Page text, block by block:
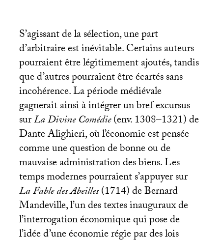
S’agissant de la sélection, une part
d’arbitraire est inévitable. Certains auteurs
pourraient être légitimement ajoutés, tandis
que d’autres pourraient être écartés sans
incohérence. La période médiévale
gagnerait ainsi à intégrer un bref excursus
surLa Divine Comédie(env. 1308–1321) de
Dante Alighieri, où l’économie est pensée
comme une question de bonne ou de
mauvaise administration des biens. Les
temps modernes pourraient s’appuyer sur
La Fable des Abeilles(1714) de Bernard
Mandeville, l’un des textes inauguraux de
l’interrogation économique qui pose de
l’idée d’une économie régie par des lois